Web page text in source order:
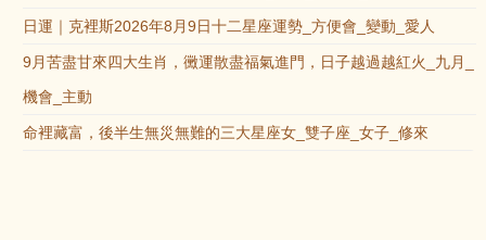
日運｜克裡斯2026年8月9日十二星座運勢_方便會_變動_愛人
9月苦盡甘來四大生肖，黴運散盡福氣進門，日子越過越紅火_九月_
機會_主動
命裡藏富，後半生無災無難的三大星座女_雙子座_女子_修來